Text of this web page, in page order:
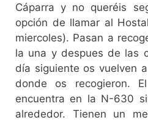
Cáparra y no queréis
opción de llamar al
miercoles). Pasan a
la una y despues de las
día siguiente os vuelven
donde os recogieron.
encuentra en la N-630
alrededor. Tienen un